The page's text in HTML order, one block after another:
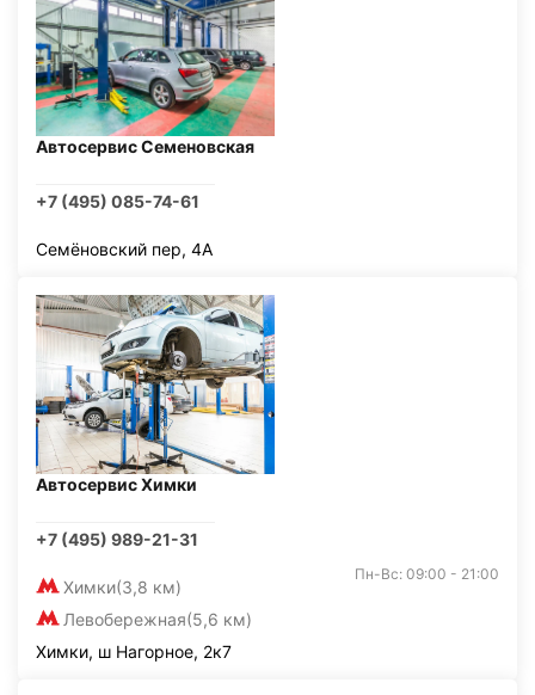
Автосервис Семеновская
+7 (495) 085-74-61
Семёновский пер, 4А
Автосервис Химки
+7 (495) 989-21-31
Химки(3,8 км)
Левобережная(5,6 км)
Пн-Вс: 09:00 - 21:00
Химки, ш Нагорное, 2к7